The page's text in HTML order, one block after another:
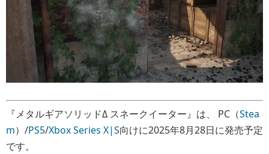
『メタルギアソリッドΔ スネークイーター』は、 PC（Stea
m）/PS5/Xbox Series X|S向けに2025年8月28日に発売予定
です。